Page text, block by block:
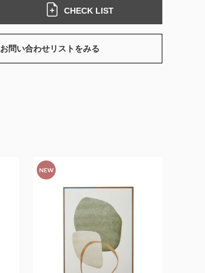
CHECK LIST
お問い合わせリストをみる
NEW